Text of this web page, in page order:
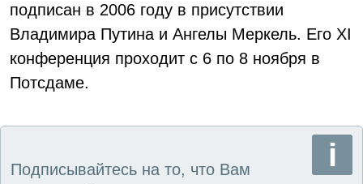
подписан в 2006 году в присутствии
Владимира Путина и Ангелы Меркель. Его ХI
конференция проходит с 6 по 8 ноября в
Потсдаме.
Подписывайтесь на то, что Вам